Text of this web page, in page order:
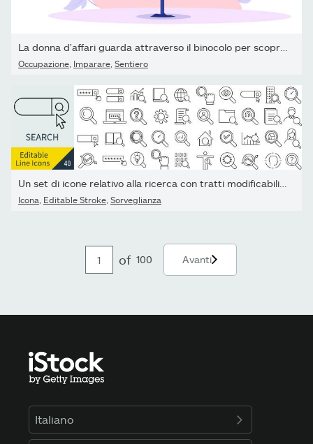
Occupazione Imparare Sentiero
Icona Editable Stroke Sorveglianza
of 100 Avanti
Italiano